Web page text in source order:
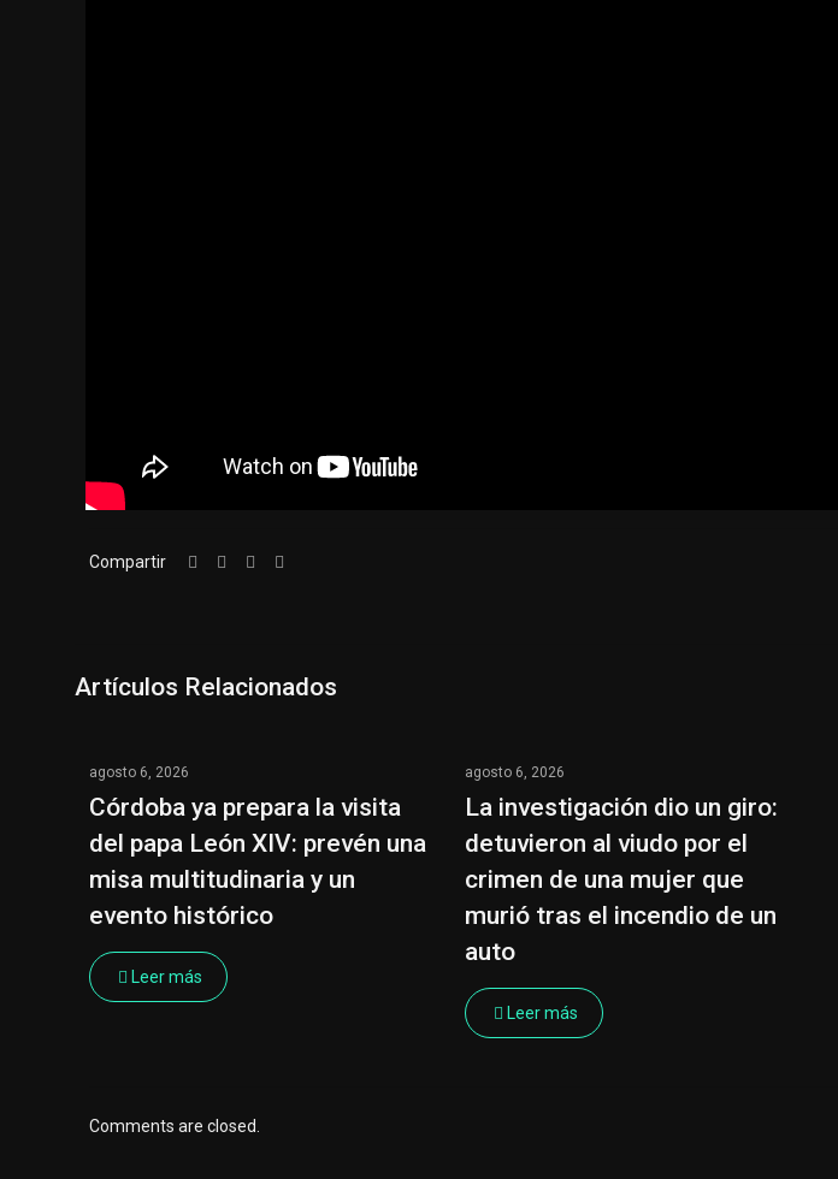
Compartir
Artículos Relacionados
agosto 6, 2026
Córdoba ya prepara la visita
del papa León XIV: prevén una
misa multitudinaria y un
evento histórico
Leer más
agosto 6, 2026
La investigación dio un giro:
detuvieron al viudo por el
crimen de una mujer que
murió tras el incendio de un
auto
Leer más
Comments are closed.